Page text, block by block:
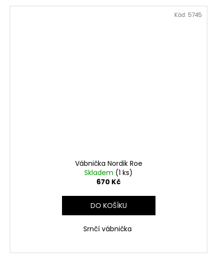
Vábnička Nordik Roe
Skladem (1 ks)
670 Kč
DO KOŠÍKU
Srnčí vábnička
Kód: 5745